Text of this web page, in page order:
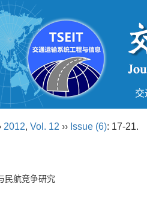
交
2012, Vol. 12 ›› Issue (6): 17-21.
民航竞争研究